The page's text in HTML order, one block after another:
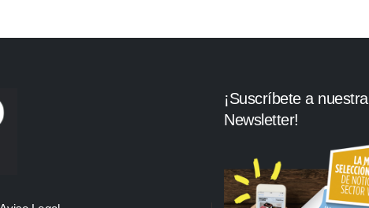
¡Suscríbete a nuestra
Newsletter!